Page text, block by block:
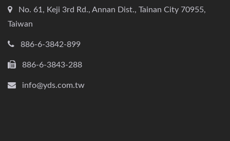
No. 61, Keji 3rd Rd., Annan Dist., Tainan City 70955,
Taiwan
886-6-3842-899
886-6-3843-288
info@yds.com.tw